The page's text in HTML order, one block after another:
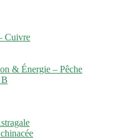
Cuivre
& Énergie – Pêche